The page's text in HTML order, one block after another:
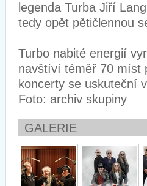
legenda Turba Jiří
tedy opět pětičlennou
Turbo nabité energií
navštíví téměř 70 míst
koncerty se uskuteční
Foto: archiv skupiny
GALERIE